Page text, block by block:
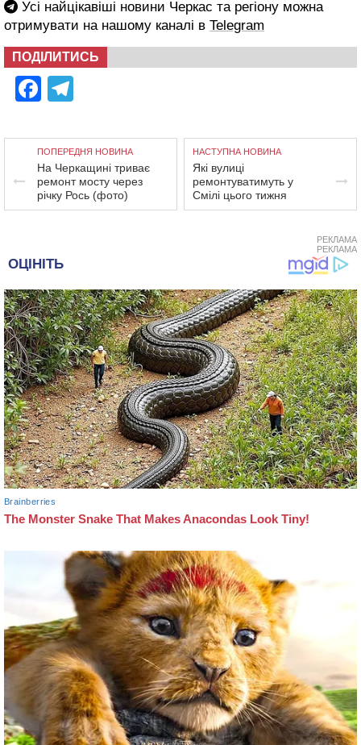
Усі найцікавіші новини Черкас та регіону можна
отримувати на нашому каналі в Telegram
ПОДІЛИТИСЬ
Facebook
ПОПЕРЕДНЯ НОВИНА
На Черкащині триває
ремонт мосту через
річку Рось (фото)
НАСТУПНА НОВИНА
Які вулиці
ремонтуватимуть у
Смілі цього тижня
РЕКЛАМА
РЕКЛАМА